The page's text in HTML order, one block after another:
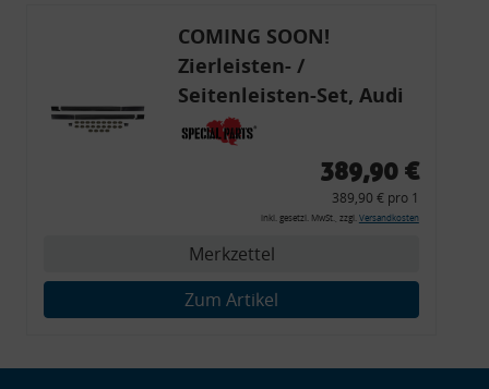
COMING SOON!
Zierleisten- /
Seitenleisten-Set, Audi
80 Cabrio, Coupe, S2, (6x
Zierleiste, 2x Kappe,
Montagewerkzeug)
389,90 €
389,90 € pro 1
inkl. gesetzl. MwSt., zzgl. Versandkosten
Merkzettel
Zum Artikel